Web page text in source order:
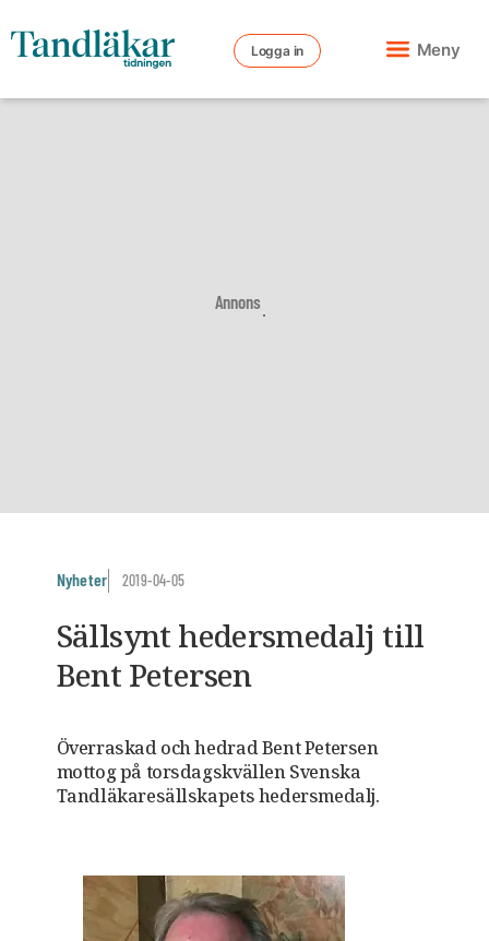
Logga in Meny
Annons
Nyheter 2019-04-05
Sällsynt hedersmedalj till
Bent Petersen
Överraskad och hedrad Bent Petersen
mottog på torsdagskvällen Svenska
Tandläkaresällskapets hedersmedalj.